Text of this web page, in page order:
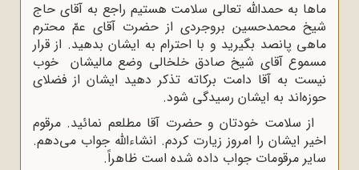
ماها به حمداللّه‌ تعالی سلامت هستیم راجع به آقای حاج
شیخ محمدحسین بروجردی از حضرت آقای عمّ محترم
ماهی پانصد بگیرید و با احترام به ایشان بدهید. از قرار
مسموع آقای شیخ صادق خلخالی وضع مالیشان خوب
نیست به آقا دامت برکاته تذکر دهید ایشان از فضلای
حوزه‌اند به ایشان رسیدگی شود.
از سلامت خودتان و حضرت آقا مطلعم نمائید. مرقوم
اخیر ایشان را امروز زیارت کردم. انشاءاللّه‌ جواب می‌دهم.
سایر مرقومات جواب داده شده است ظاهراً.